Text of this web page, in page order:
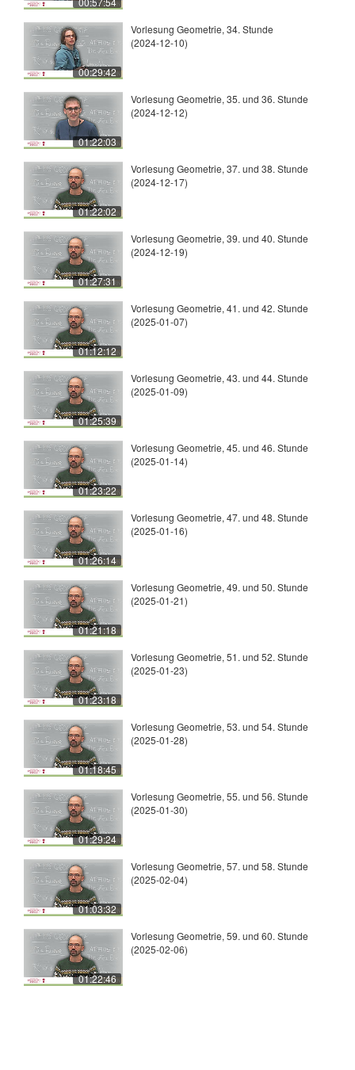
00:29:42
Vorlesung Geometrie, 34. Stunde
(2024-12-10)
01:22:03
Vorlesung Geometrie, 35. und 36. Stunde
(2024-12-12)
01:22:02
Vorlesung Geometrie, 37. und 38. Stunde
(2024-12-17)
01:27:31
Vorlesung Geometrie, 39. und 40. Stunde
(2024-12-19)
01:12:12
Vorlesung Geometrie, 41. und 42. Stunde
(2025-01-07)
01:25:39
Vorlesung Geometrie, 43. und 44. Stunde
(2025-01-09)
01:23:22
Vorlesung Geometrie, 45. und 46. Stunde
(2025-01-14)
01:26:14
Vorlesung Geometrie, 47. und 48. Stunde
(2025-01-16)
01:21:18
Vorlesung Geometrie, 49. und 50. Stunde
(2025-01-21)
01:23:18
Vorlesung Geometrie, 51. und 52. Stunde
(2025-01-23)
01:18:45
Vorlesung Geometrie, 53. und 54. Stunde
(2025-01-28)
01:29:24
Vorlesung Geometrie, 55. und 56. Stunde
(2025-01-30)
01:03:32
Vorlesung Geometrie, 57. und 58. Stunde
(2025-02-04)
01:22:46
Vorlesung Geometrie, 59. und 60. Stunde
(2025-02-06)